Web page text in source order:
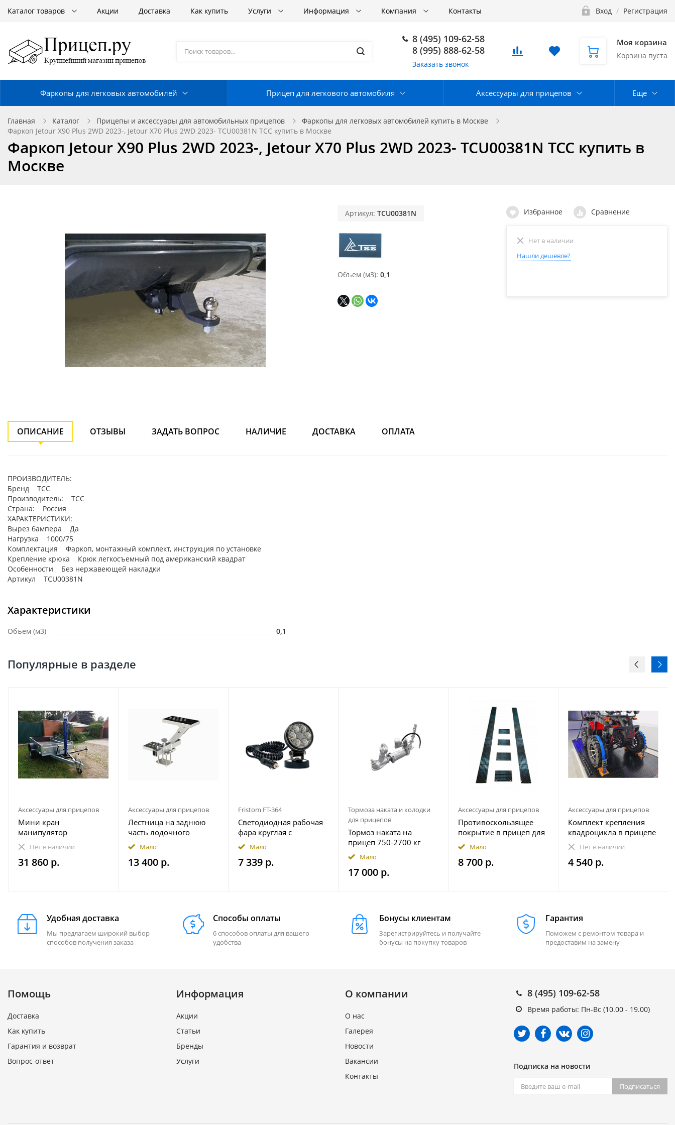
Каталог товаров Акции Доставка Как купить Услуги Информация Компания Контакты Вход / Регистрация
8 (495) 109-62-58
8 (995) 888-62-58
Заказать звонок
Моя корзина
Корзина пуста
Фаркопы для легковых автомобилей Прицеп для легкового автомобиля Аксессуары для прицепов Еще
Главная Каталог Прицепы и аксессуары для автомобильных прицепов
Фаркопы для легковых автомобилей купить в Москве
Фаркоп Jetour X90 Plus 2WD 2023-, Jetour X70 Plus 2WD 2023- TCU00381N ТСС купить в Москве
Фаркоп Jetour X90 Plus 2WD 2023-, Jetour X70 Plus 2WD 2023- TCU00381N ТСС купить в
Москве
Артикул: TCU00381N
Объем (м3) 0,1
Избранное Сравнение
Нет в наличии
Нашли дешевле?
ОПИСАНИЕ ОТЗЫВЫ ЗАДАТЬ ВОПРОС НАЛИЧИЕ ДОСТАВКА ОПЛАТА
ПРОИЗВОДИТЕЛЬ:
Бренд ТСС
Производитель: ТСС
Страна: Россия
ХАРАКТЕРИСТИКИ:
Вырез бампера Да
Нагрузка 1000/75
Комплектация Фаркоп, монтажный комплект, инструкция по установке
Крепление крюка Крюк легкосъемный под американский квадрат
Особенности Без нержавеющей накладки
Артикул TCU00381N
Характеристики
Объем (м3) 0,1
Популярные в разделе
Аксессуары для прицепов
Мини кран
манипулятор
гидравлический прицеп
1000 кг пикап
Нет в наличии
31 860 р.
Аксессуары для прицепов
Лестница на заднюю
часть лодочного
прицепа
490.230.000.000-01
Практик (правая - по
Мало
13 400 р.
Fristom FT-364
Светодиодная рабочая
фара круглая с
широким световым
потоком мощность
2500 лм на магнитном
Мало
7 339 р.
Тормоза наката и колодки
для прицепов
Тормоз наката на
прицеп 750-2700 кг
гидравлический
Мало
17 000 р.
Аксессуары для прицепов
Противоскользящее
покрытие в прицеп для
снегохода ПРЕМИУМ
комплект 20 элементов
Мало
8 700 р.
Аксессуары для прицепов
Комплект крепления
квадроцикла в прицепе
(на 1 колесо)
Нет в наличии
4 540 р.
Удобная доставка
Мы предлагаем широкий выбор
способов получения заказа
Способы оплаты
6 способов оплаты для вашего
удобства
Бонусы клиентам
Зарегистрируйтесь и получайте
бонусы на покупку товаров
Гарантия
Поможем с ремонтом товара и
предоставим на замену
Помощь
Доставка
Как купить
Гарантия и возврат
Вопрос-ответ
Информация
Акции
Статьи
Бренды
Услуги
О компании
О нас
Галерея
Новости
Вакансии
Контакты
8 (495) 109-62-58
Время работы: Пн-Вс (10.00 - 19.00)
Подписка на новости
Подписаться